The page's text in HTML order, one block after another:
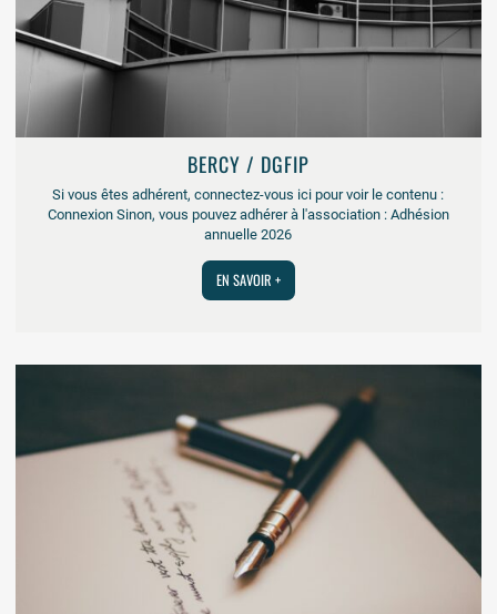
BERCY / DGFIP
Si vous êtes adhérent, connectez-vous ici pour voir le contenu :
Connexion Sinon, vous pouvez adhérer à l'association : Adhésion
annuelle 2026
EN SAVOIR +